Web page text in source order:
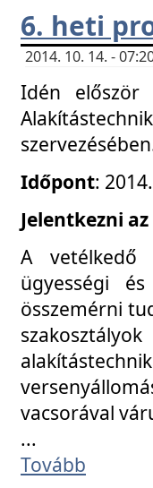
6. heti
2014. 10. 14. -
Idén
Időpont:
Jelentkezni az
A vetélkedő
ügyességi
összemérni
vacsorával
...
Tovább